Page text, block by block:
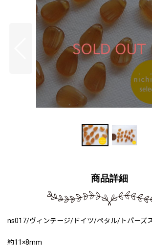
商品詳細
ns017/ヴィンテージ/ドイツ/ペタル/トパーズ
約11×8mm